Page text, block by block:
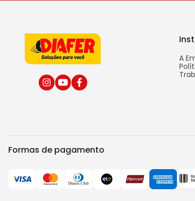
A
Formas de pagamento